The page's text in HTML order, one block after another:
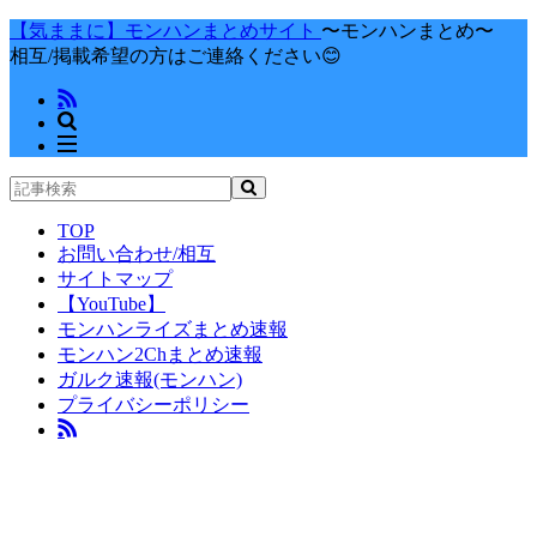
【気ままに】モンハンまとめサイト 〜モンハンまとめ〜
相互/掲載希望の方はご連絡ください😊
TOP
お問い合わせ/相互
サイトマップ
【YouTube】
モンハンライズまとめ速報
モンハン2Chまとめ速報
ガルク速報(モンハン)
プライバシーポリシー